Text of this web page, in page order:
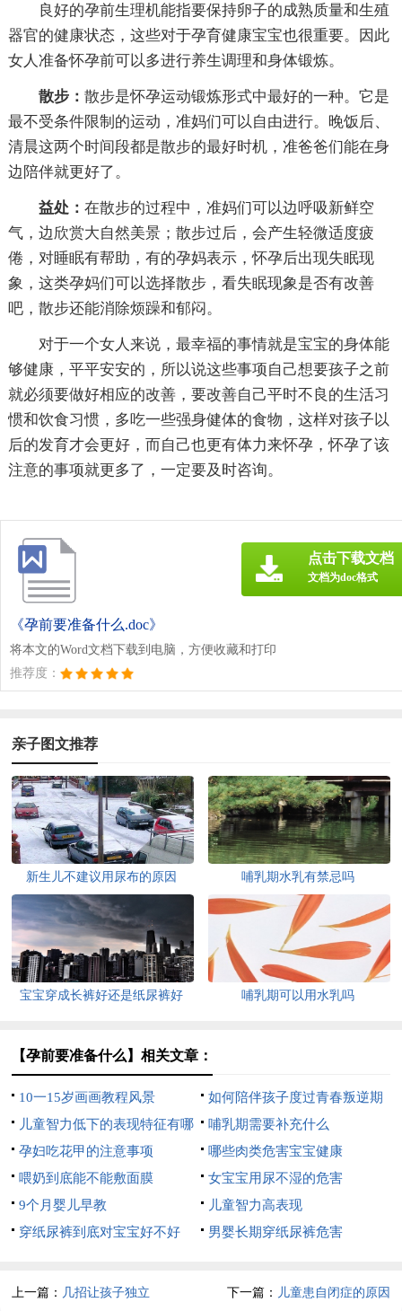
良好的孕前生理机能指要保持卵子的成熟质量和生殖
器官的健康状态，这些对于孕育健康宝宝也很重要。因此
女人准备怀孕前可以多进行养生调理和身体锻炼。
散步： 散步是怀孕运动锻炼形式中最好的一种。它是
最不受条件限制的运动，准妈们可以自由进行。晚饭后、
清晨这两个时间段都是散步的最好时机，准爸爸们能在身
边陪伴就更好了。
益处： 在散步的过程中，准妈们可以边呼吸新鲜空
气，边欣赏大自然美景；散步过后，会产生轻微适度疲
倦，对睡眠有帮助，有的孕妈表示，怀孕后出现失眠现
象，这类孕妈们可以选择散步，看失眠现象是否有改善
吧，散步还能消除烦躁和郁闷。
对于一个女人来说，最幸福的事情就是宝宝的身体能
够健康，平平安安的，所以说这些事项自己想要孩子之前
就必须要做好相应的改善，要改善自己平时不良的生活习
惯和饮食习惯，多吃一些强身健体的食物，这样对孩子以
后的发育才会更好，而自己也更有体力来怀孕，怀孕了该
注意的事项就更多了，一定要及时咨询。
《孕前要准备什么.doc》
将本文的Word文档下载到电脑，方便收藏和打印
推荐度：
点击下载文档
文档为doc格式
亲子图文推荐
新生儿不建议用尿布的原因 哺乳期水乳有禁忌吗
宝宝穿成长裤好还是纸尿裤好 哺乳期可以用水乳吗
【孕前要准备什么】相关文章：
10一15岁画画教程风景
如何陪伴孩子度过青春叛逆期
儿童智力低下的表现特征有哪
些
哺乳期需要补充什么
孕妇吃花甲的注意事项
哪些肉类危害宝宝健康
喂奶到底能不能敷面膜
女宝宝用尿不湿的危害
9个月婴儿早教
儿童智力高表现
穿纸尿裤到底对宝宝好不好
男婴长期穿纸尿裤危害
上一篇： 几招让孩子独立 下一篇： 儿童患自闭症的原因